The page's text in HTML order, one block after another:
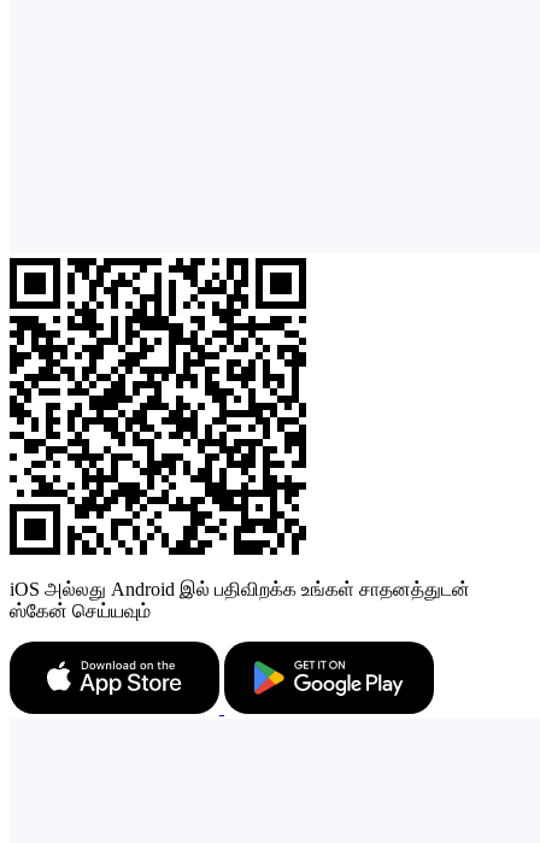
iOS அல்லது Android இல் பதிவிறக்க உங்கள் சாதனத்துடன்
ஸ்கேன் செய்யவும்